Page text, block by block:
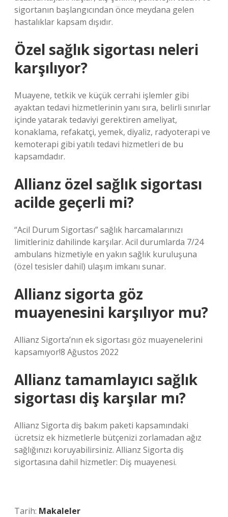
sigortanın başlangıcından önce meydana gelen
hastalıklar kapsam dışıdır.
Özel sağlık sigortası neleri
karşılıyor?
Muayene, tetkik ve küçük cerrahi işlemler gibi
ayaktan tedavi hizmetlerinin yanı sıra, belirli sınırlar
içinde yatarak tedaviyi gerektiren ameliyat,
konaklama, refakatçi, yemek, diyaliz, radyoterapi ve
kemoterapi gibi yatılı tedavi hizmetleri de bu
kapsamdadır.
Allianz özel sağlık sigortası
acilde geçerli mi?
“Acil Durum Sigortası” sağlık harcamalarınızı
limitleriniz dahilinde karşılar. Acil durumlarda 7/24
ambulans hizmetiyle en yakın sağlık kuruluşuna
(özel tesisler dahil) ulaşım imkanı sunar.
Allianz sigorta göz
muayenesini karşılıyor mu?
Allianz Sigorta’nın ek sigortası göz muayenelerini
kapsamıyor!8 Ağustos 2022
Allianz tamamlayıcı sağlık
sigortası diş karşılar mı?
Allianz Sigorta diş bakım paketi kapsamındaki
ücretsiz ek hizmetlerle bütçenizi zorlamadan ağız
sağlığınızı koruyabilirsiniz. Allianz Sigorta diş
sigortasına dahil hizmetler: Diş muayenesi.
Tarih: Makaleler